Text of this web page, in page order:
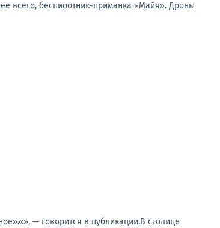
всего, беспиоотник-приманка «Майя». Дроны
— говорится в публикации.В столице